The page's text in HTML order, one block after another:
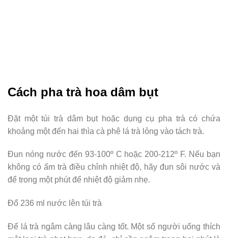
Cách pha trà hoa dâm bụt
Đặt một túi trà dâm bụt hoặc dụng cụ pha trà có chứa
khoảng một đến hai thìa cà phê lá trà lỏng vào tách trà.
Đun nóng nước đến 93-100º C hoặc 200-212º F. Nếu bạn
không có ấm trà điều chỉnh nhiệt độ, hãy đun sôi nước và
để trong một phút để nhiệt độ giảm nhẹ.
Đổ 236 ml nước lên túi trà
Để lá trà ngâm càng lâu càng tốt. Một số người uống thích